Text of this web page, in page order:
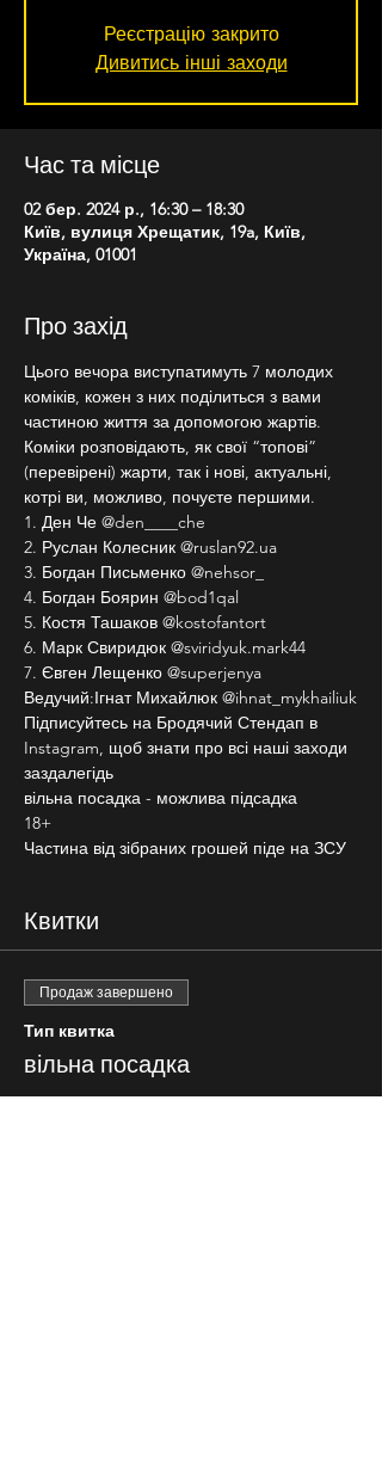
Реєстрацію закрито
Дивитись інші заходи
Час та місце
02 бер. 2024 р., 16:30 – 18:30
Київ, вулиця Хрещатик, 19a, Київ,
Україна, 01001
Про захід
Цього вечора виступатимуть 7 молодих
коміків, кожен з них поділиться з вами
частиною життя за допомогою жартів.
Коміки розповідають, як свої “топові”
(перевірені) жарти, так і нові, актуальні,
котрі ви, можливо, почуєте першими.
1. Ден Че @den____che
2. Руслан Колесник @ruslan92.ua
3. Богдан Письменко @nehsor_
4. Богдан Боярин @bod1qal
5. Костя Ташаков @kostofantort
6. Марк Свиридюк @sviridyuk.mark44
7. Євген Лещенко @superjenya
Ведучий:Ігнат Михайлюк @ihnat_mykhailiuk
Підписуйтесь на Бродячий Стендап в
Instagram, щоб знати про всі наші заходи
заздалегідь
вільна посадка - можлива підсадка
18+
Частина від зібраних грошей піде на ЗСУ
Квитки
Продаж завершено
Тип квитка
вільна посадка